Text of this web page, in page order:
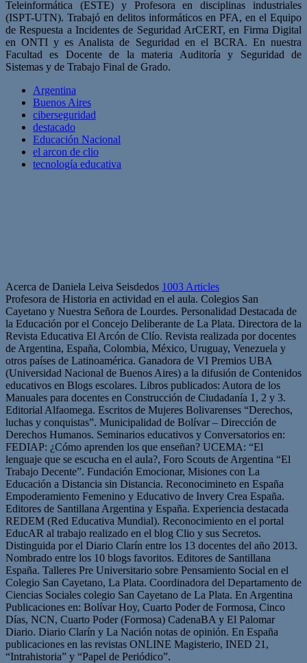
Teleinformática (ESTE) y Profesora en disciplinas industriales
(ISPT-UTN). Trabajó en delitos informáticos en PFA, en el Equipo
de Respuesta a Incidentes de Seguridad ArCERT, en Firma Digital
en ONTI y es Analista de Seguridad en el BCRA. En nuestra
Facultad es Docente de la materia Auditoría y Seguridad de
Sistemas y de Trabajo Final de Grado.
Argentina
Buenos Aires
ciberseguridad
destacado
Educación Nacional
el arcon de clio
tecnología educativa
Acerca de Daniela Leiva Seisdedos 1003 Articles
Profesora de Historia en actividad en el aula. Colegios San
Cayetano y Nuestra Señora de Lourdes. Personalidad Destacada de
la Educación por el Concejo Deliberante de La Plata. Directora de la
Revista Educativa El Arcón de Clío. Revista realizada por docentes
de Argentina, España, Colombia, México, Uruguay, Venezuela y
otros países de Latinoamérica. Ganadora de VI Premios UBA
(Universidad Nacional de Buenos Aires) a la difusión de Contenidos
educativos en Blogs escolares. Libros publicados: Autora de los
Manuales para docentes en Construcción de Ciudadanía 1, 2 y 3.
Editorial Alfaomega. Escritos de Mujeres Bolivarenses “Derechos,
luchas y conquistas”. Municipalidad de Bolívar – Dirección de
Derechos Humanos. Seminarios educativos y Conversatorios en:
FEDIAP: ¿Cómo aprenden los que enseñan? UCEMA: “El
lenguaje que se escucha en el aula?, Foro Scouts de Argentina “El
Trabajo Decente”. Fundación Emocionar, Misiones con La
Educación a Distancia sin Distancia. Reconocimineto en España
Empoderamiento Femenino y Educativo de Invery Crea España.
Editores de Santillana Argentina y España. Experiencia destacada
REDEM (Red Educativa Mundial). Reconocimiento en el portal
EducAR al trabajo realizado en el blog Clio y sus Secretos.
Distinguida por el Diario Clarín entre los 13 docentes del año 2013.
Nombrado entre los 10 blogs favoritos. Editores de Santillana
España. Talleres Pre Universitario sobre Pensamiento Social en el
Colegio San Cayetano, La Plata. Coordinadora del Departamento de
Ciencias Sociales colegio San Cayetano de La Plata. En Argentina
Publicaciones en: Bolívar Hoy, Cuarto Poder de Formosa, Cinco
Días, NCN, Cuarto Poder (Formosa) CadenaBA y El Palomar
Diario. Diario Clarín y La Nación notas de opinión. En España
publicaciones en las revistas ONLINE Magisterio, INED 21,
“Intrahistoria” y “Papel de Periódico”.